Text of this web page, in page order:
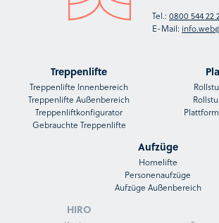
Tel.:0800 544 22
E-Mail:
Treppenlifte
Treppenlifte Innenbereich
Treppenlifte Außenbereich
Treppenliftkonfigurator
Gebrauchte Treppenlifte
Aufzüge
Homelifte
Personenaufzüge
Aufzüge Außenbereich
HIRO